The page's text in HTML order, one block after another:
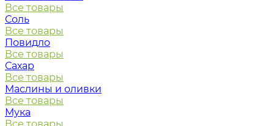
Все товары
Соль
Все товары
Повидло
Все товары
Сахар
Все товары
Маслины и оливки
Все товары
Мука